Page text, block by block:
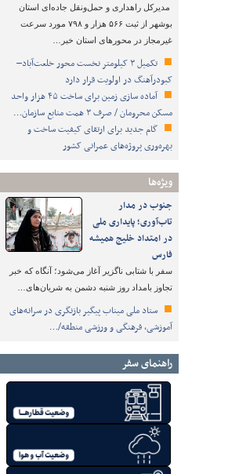
مدیرکل راهداری و حمل‌ونقل جاده‌ای استان
بوشهر از ثبت ۵۶۶ هزار و ۷۹۸ مورد سرعت
غیرمجاز در محورهای استان خبر…
تکمیل ۳ کیلومتر نخست محور خلعت‌آباد–
کبودرآهنگ در اولویت قرار دارد
آماده سازی زمین برای ساخت ۴۵ هزار واحد
مسکن محرومان / صرف ۳ همت منابع سازمان…
گام جدید برای ارتقای کیفیت ساخت و
بهره‌وری پروژه‌های عمرانی کشور
ویژه‌ها
جنوب در مدار
تاب‌آوری؛ پایداری ملی
در امتداد خلیج همیشه
فارس
سفر با شتابی ناگزیر آغاز می‌شود؛ آنگاه که خبر
تجاوز بامداد روز شنبه دشمن به شریان‌های…
ستاد ملی میناب پیگیر بازنگری در سرانه‌های
آموزشی، فرهنگی و ورزشی منطقه/…
راهنمای سفر